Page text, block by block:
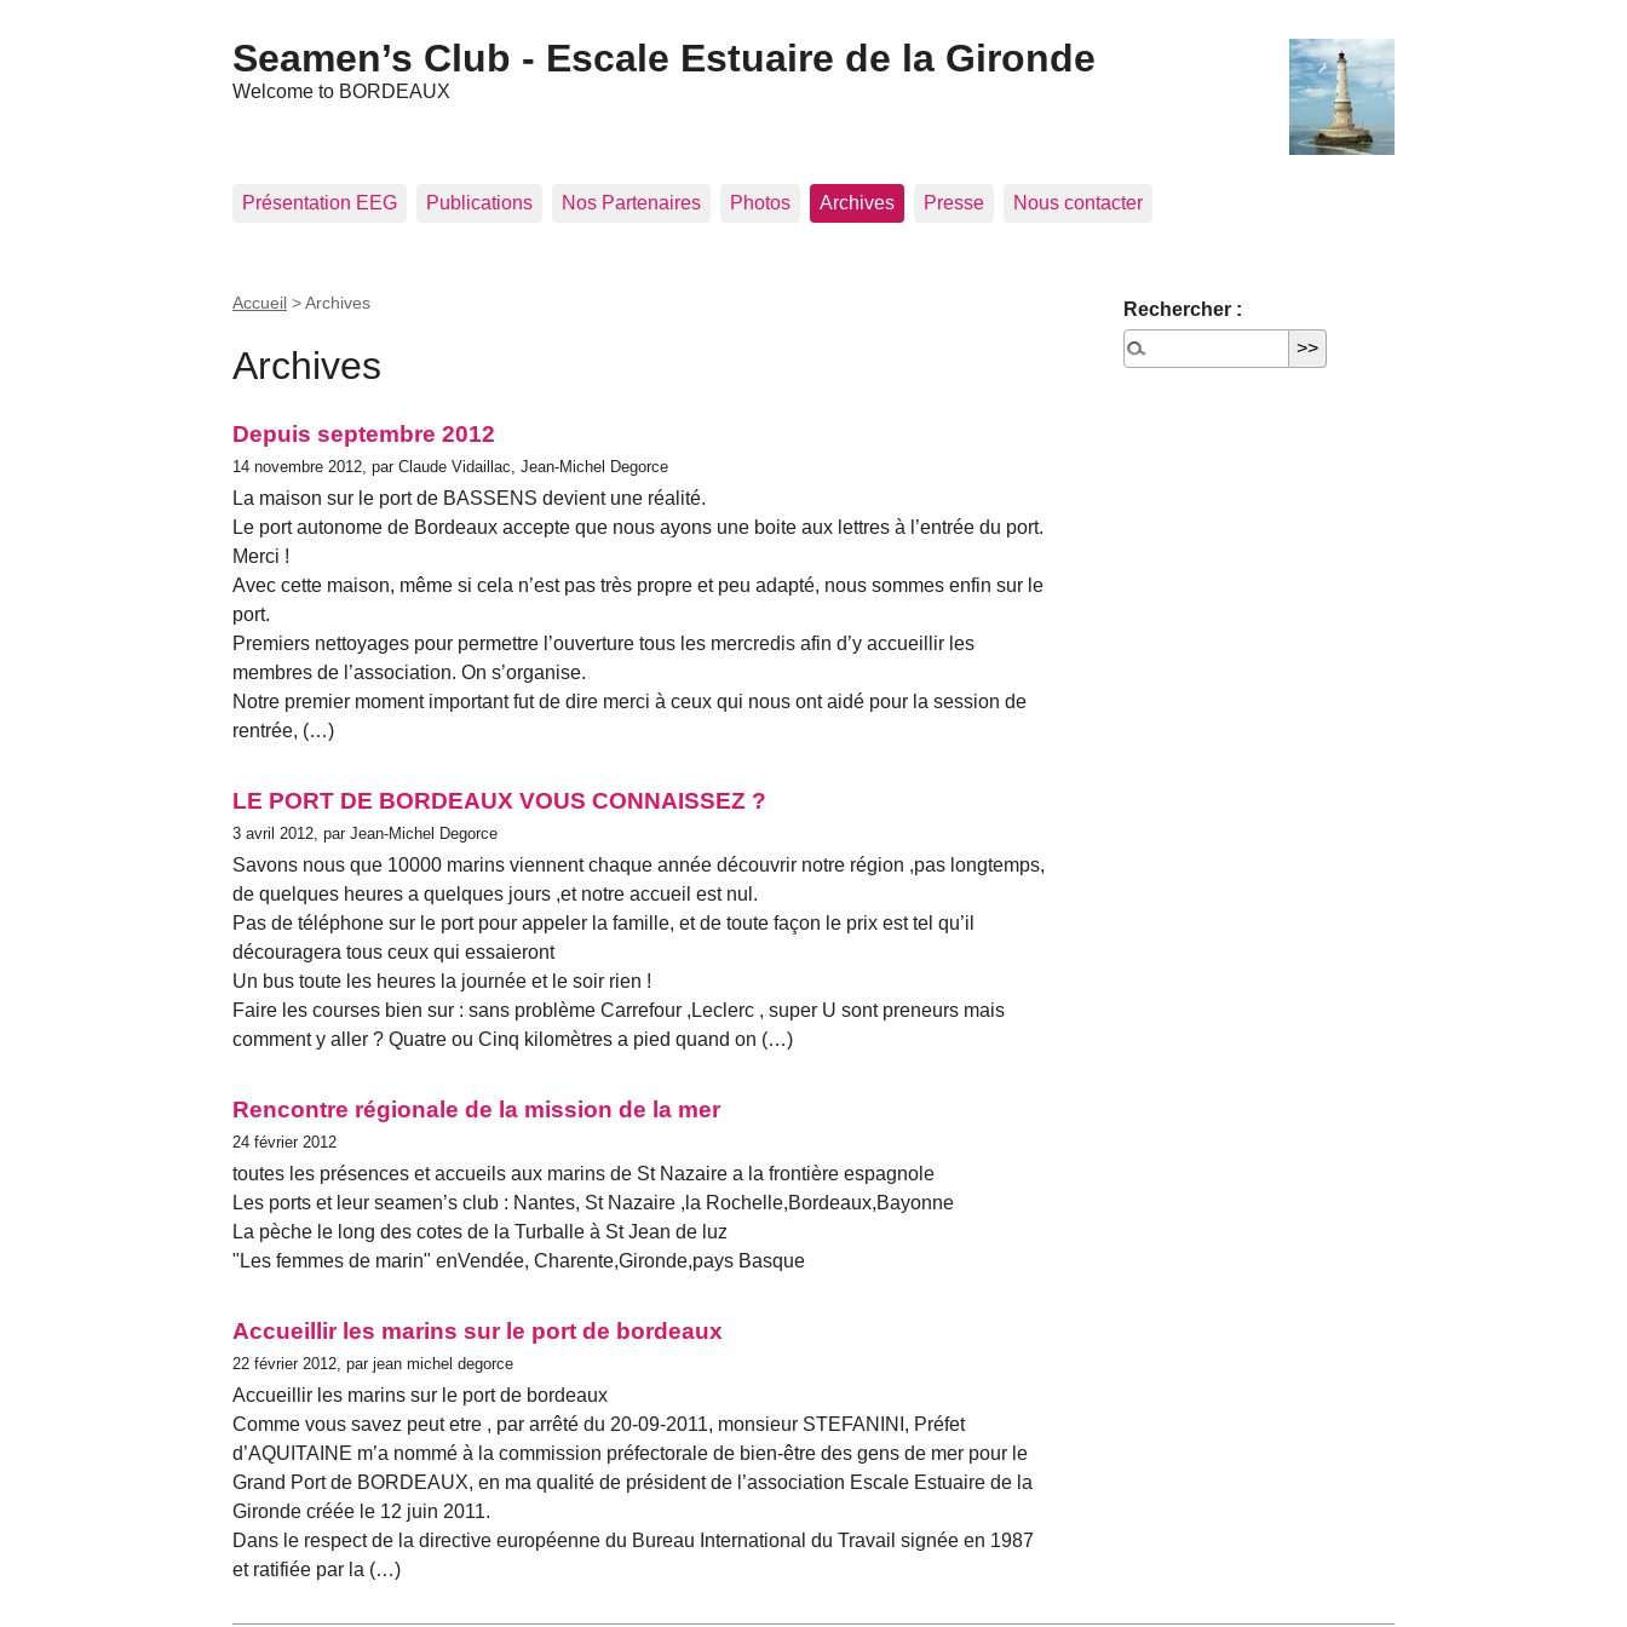
Seamen’s Club - Escale Estuaire de la Gironde
Welcome to BORDEAUX
Présentation EEG Publications Nos Partenaires Photos Archives Presse Nous contacter
Accueil >Archives
Archives
Depuis septembre 2012
14 novembre 2012, par Claude Vidaillac, Jean-Michel Degorce
La maison sur le port de BASSENS devient une réalité.
Le port autonome de Bordeaux accepte que nous ayons une boite aux lettres à l’entrée du port.
Merci !
Avec cette maison, même si cela n’est pas très propre et peu adapté, nous sommes enfin sur le
port.
Premiers nettoyages pour permettre l’ouverture tous les mercredis afin d’y accueillir les
membres de l’association. On s’organise.
Notre premier moment important fut de dire merci à ceux qui nous ont aidé pour la session de
rentrée, (…)
LE PORT DE BORDEAUX VOUS CONNAISSEZ ?
3 avril 2012, par Jean-Michel Degorce
Savons nous que 10000 marins viennent chaque année découvrir notre région ,pas longtemps,
de quelques heures a quelques jours ,et notre accueil est nul.
Pas de téléphone sur le port pour appeler la famille, et de toute façon le prix est tel qu’il
découragera tous ceux qui essaieront
Un bus toute les heures la journée et le soir rien !
Faire les courses bien sur : sans problème Carrefour ,Leclerc , super U sont preneurs mais
comment y aller ? Quatre ou Cinq kilomètres a pied quand on (…)
Rencontre régionale de la mission de la mer
24 février 2012
toutes les présences et accueils aux marins de St Nazaire a la frontière espagnole
Les ports et leur seamen’s club : Nantes, St Nazaire ,la Rochelle,Bordeaux,Bayonne
La pèche le long des cotes de la Turballe à St Jean de luz
"Les femmes de marin" enVendée, Charente,Gironde,pays Basque
Accueillir les marins sur le port de bordeaux
22 février 2012, par jean michel degorce
Accueillir les marins sur le port de bordeaux
Comme vous savez peut etre , par arrêté du 20-09-2011, monsieur STEFANINI, Préfet
d’AQUITAINE m’a nommé à la commission préfectorale de bien-être des gens de mer pour le
Grand Port de BORDEAUX, en ma qualité de président de l’association Escale Estuaire de la
Gironde créée le 12 juin 2011.
Dans le respect de la directive européenne du Bureau International du Travail signée en 1987
et ratifiée par la (…)
Rechercher :